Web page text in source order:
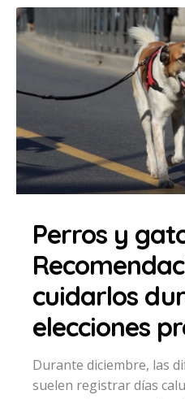
Perros y
cuidarlos
elecciones
Durante diciembre, las
suelen registrar días